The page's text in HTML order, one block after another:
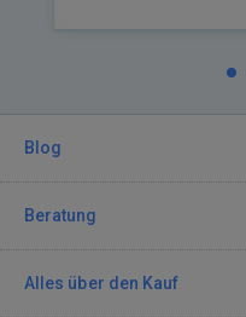
Blog
Beratung
Alles über den Kauf